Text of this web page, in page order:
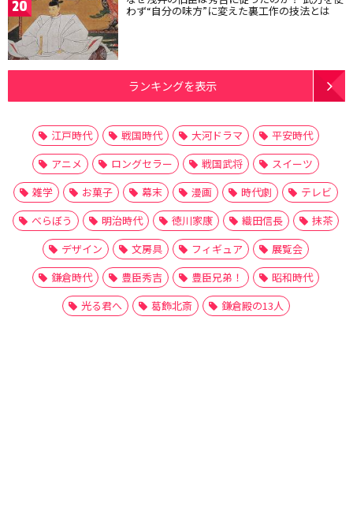
20 わず“自分の味方”に変えた裏工作の技法とは
ランキングを表示
江戸時代 戦国時代 大河ドラマ
平安時代
アニメ
ロングセラー 戦国武将
スイーツ
雑学
お菓子 幕末 漫画 時代劇
テレビ
べらぼう
明治時代 徳川家康 織田信長
抹茶
デザイン
文房具 フィギュア
展覧会
鎌倉時代
豊臣秀吉 豊臣兄弟！
昭和時代
光る君へ
葛飾北斎 鎌倉殿の13人